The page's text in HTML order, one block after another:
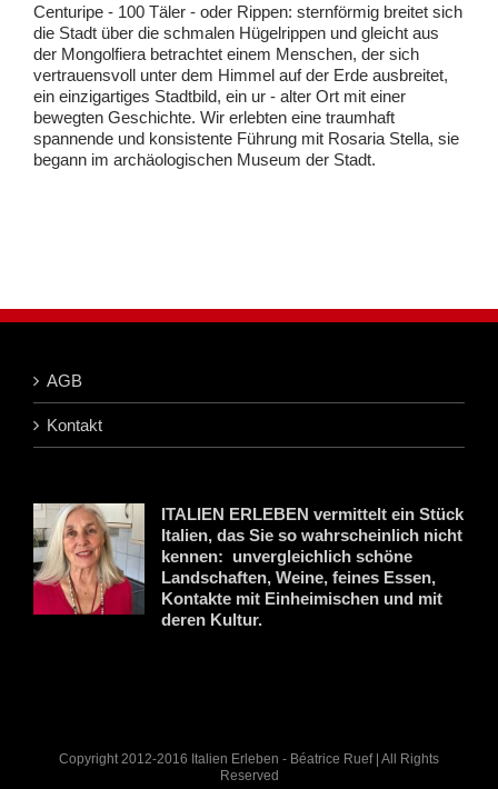
Centuripe - 100 Täler - oder Rippen: sternförmig breitet sich
die Stadt über die schmalen Hügelrippen und gleicht aus
der Mongolfiera betrachtet einem Menschen, der sich
vertrauensvoll unter dem Himmel auf der Erde ausbreitet,
ein einzigartiges Stadtbild, ein ur - alter Ort mit einer
bewegten Geschichte. Wir erlebten eine traumhaft
spannende und konsistente Führung mit Rosaria Stella, sie
begann im archäologischen Museum der Stadt.
AGB
Kontakt
ITALIEN ERLEBEN vermittelt ein Stück
Italien, das Sie so wahrscheinlich nicht
kennen: unvergleichlich schöne
Landschaften, Weine, feines Essen,
Kontakte mit Einheimischen und mit
deren Kultur.
Copyright 2012-2016 Italien Erleben - Béatrice Ruef | All Rights
Reserved